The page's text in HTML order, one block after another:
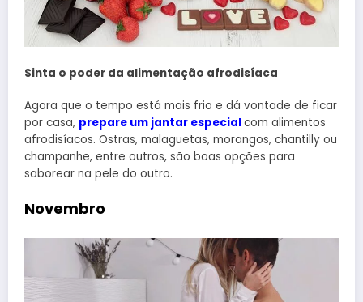
Sinta o poder da alimentação afrodisíaca
Agora que o tempo está mais frio e dá vontade de ficar
por casa, prepare um jantar especialcom alimentos
afrodisíacos. Ostras, malaguetas, morangos, chantilly ou
champanhe, entre outros, são boas opções para
saborear na pele do outro.
Novembro